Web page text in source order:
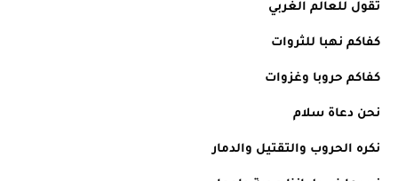
تقول للعالم الغربي
كفاكم نهبا للثروات
كفاكم حروبا وغزوات
نحن دعاة سلام
نكره الحروب والتقتيل والدمار